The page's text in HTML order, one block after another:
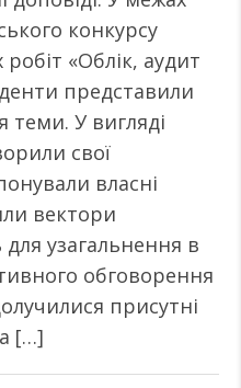
конкурсу
«Облік, аудит
представили
теми. У вигляді
свої
власні
вектори
узагальнення в
обговорення
присутні
[…]